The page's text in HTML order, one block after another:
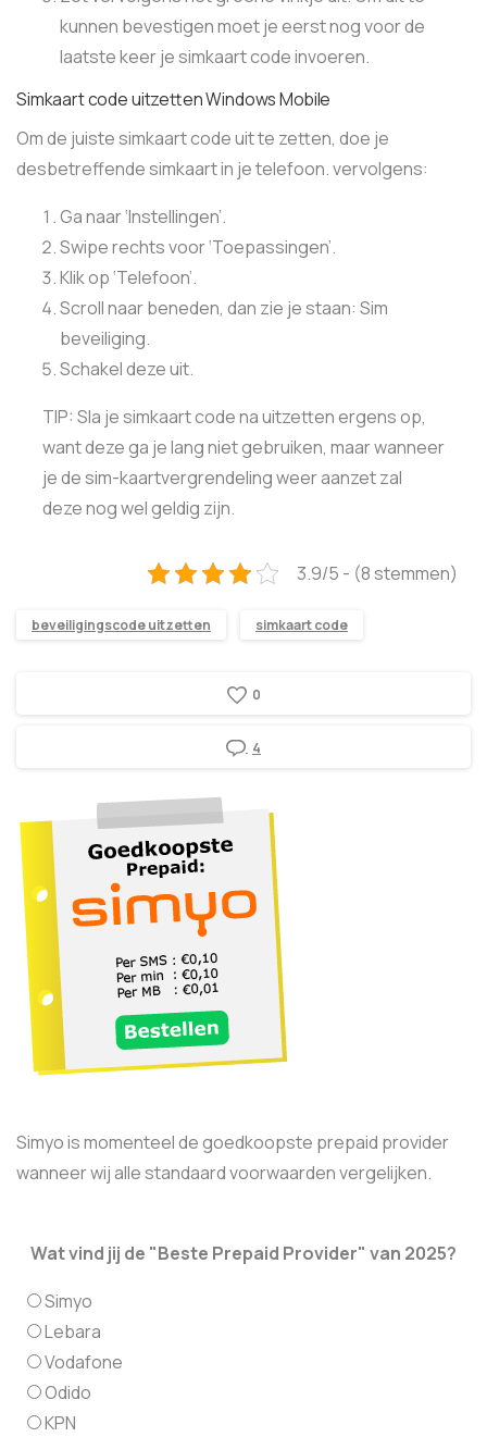
kunnen bevestigen moet je eerst nog voor de
laatste keer je simkaart code invoeren.
Simkaart code uitzetten Windows Mobile
Om de juiste simkaart code uit te zetten, doe je
desbetreffende simkaart in je telefoon. vervolgens:
Ga naar ‘Instellingen’.
Swipe rechts voor ‘Toepassingen’.
Klik op ‘Telefoon’.
Scroll naar beneden, dan zie je staan: Sim
beveiliging.
Schakel deze uit.
TIP: Sla je simkaart code na uitzetten ergens op,
want deze ga je lang niet gebruiken, maar wanneer
je de sim-kaartvergrendeling weer aanzet zal
deze nog wel geldig zijn.
3.9/5 - (8 stemmen)
beveiligingscode uitzetten simkaart code
0
4
Simyo is momenteel de goedkoopste prepaid provider
wanneer wij alle standaard voorwaarden vergelijken.
Wat vind jij de "Beste Prepaid Provider" van 2025?
Simyo
Lebara
Vodafone
Odido
KPN